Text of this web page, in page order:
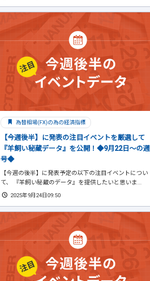
為替相場(FX)の為の経済指標
【今週後半】に発表の注目イベントを厳選して
『羊飼い秘蔵データ』を公開！◆9月22日～の週
号◆
【今週の後半】に発表予定の以下の注目イベントについ
て、 『羊飼い秘蔵のデータ』を提供したいと思いま...
2025年9月24日09:50